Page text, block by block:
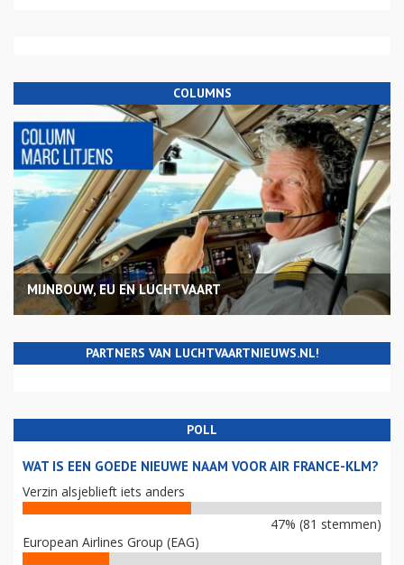
COLUMNS
MIJNBOUW, EU EN LUCHTVAART
PARTNERS VAN LUCHTVAARTNIEUWS.NL!
POLL
WAT IS EEN GOEDE NIEUWE NAAM VOOR AIR FRANCE-KLM?
Verzin alsjeblieft iets anders
47% (81 stemmen)
European Airlines Group (EAG)